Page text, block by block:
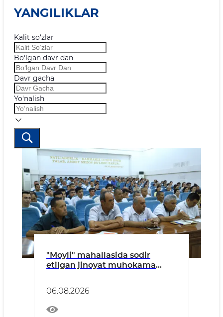
YANGILIKLAR
Kalit so‘zlar
Bo‘lgan davr dan
Davr gacha
Yo‘nalish
"Moyli" mahallasida sodir
etilgan jinoyat muhokama
06.08.2026